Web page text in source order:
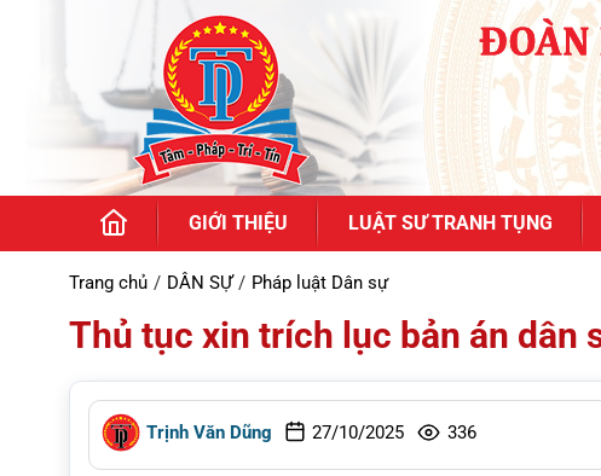
GIỚI THIỆU LUẬT SƯ TRANH TỤNG
Trang chủ DÂN SỰ Pháp luật Dân sự
Thủ tục xin trích lục bản án dân
Trịnh Văn Dũng 27/10/2025 336